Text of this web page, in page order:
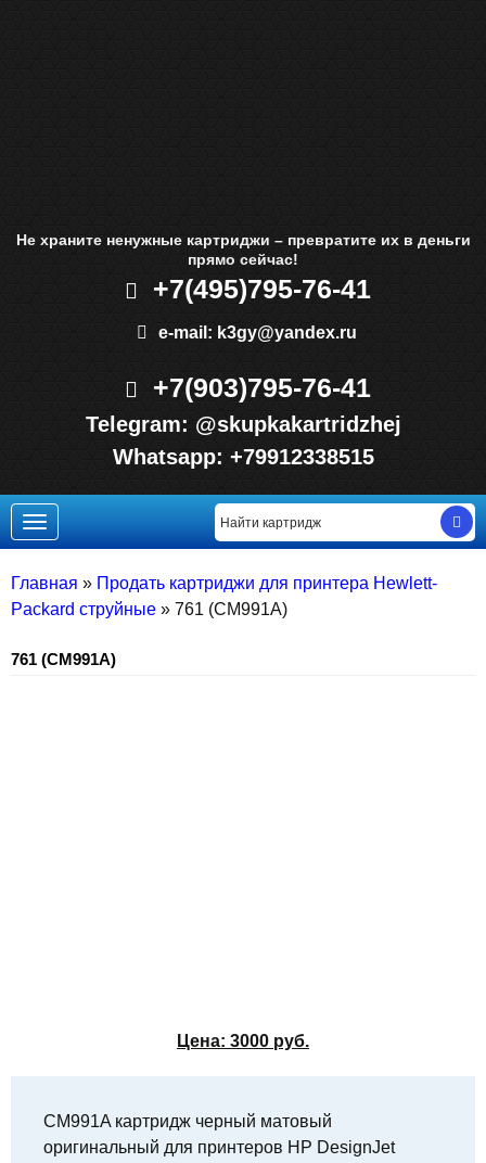
Не храните ненужные картриджи – превратите их в деньги
прямо сейчас!
+7(495)795-76-41
e-mail: k3gy@yandex.ru
+7(903)795-76-41
Telegram: @skupkakartridzhej
Whatsapp: +79912338515
Toggle
navigation
Главная » Продать картриджи для принтера Hewlett-
Packard струйные » 761 (CM991A)
761 (CM991A)
Цена: 3000 руб.
CM991A картридж черный матовый
оригинальный для принтеров HP DesignJet